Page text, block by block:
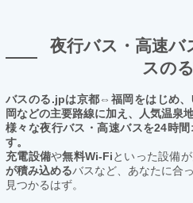
夜行バス・高速バ
スの
バスのる.jpは京都⇔福岡をはじめ
岡などの主要路線に加え、人気温泉
様々な夜行バス・高速バスを24時
す。
充電設備や無料Wi-Fiといった設備
が積み込めるバスなど、あなたに合
見つかるはず。